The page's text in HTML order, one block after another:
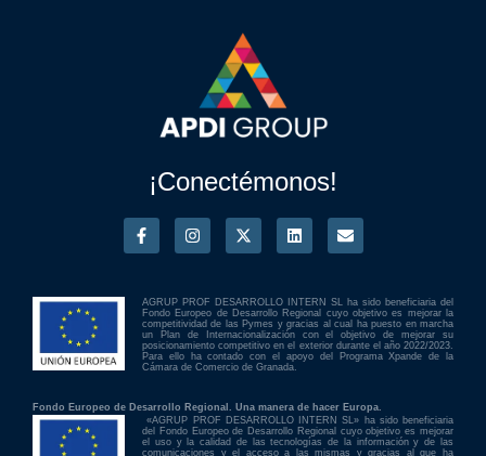
¡Conectémonos!
AGRUP PROF DESARROLLO INTERN SL ha sido beneficiaria del
Fondo Europeo de Desarrollo Regional cuyo objetivo es mejorar la
competitividad de las Pymes y gracias al cual ha puesto en marcha
un Plan de Internacionalización con el objetivo de mejorar su
posicionamiento competitivo en el exterior durante el año 2022/2023.
Para ello ha contado con el apoyo del Programa Xpande de la
Cámara de Comercio de Granada.
Fondo Europeo de Desarrollo Regional. Una manera de hacer Europa.
«AGRUP PROF DESARROLLO INTERN SL» ha sido beneficiaria
del Fondo Europeo de Desarrollo Regional cuyo objetivo es mejorar
el uso y la calidad de las tecnologías de la información y de las
comunicaciones y el acceso a las mismas y gracias al que ha